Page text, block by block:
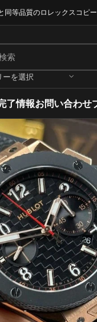
同等品質のロレックスコピ
ーを選択
了情報お問い合わせ